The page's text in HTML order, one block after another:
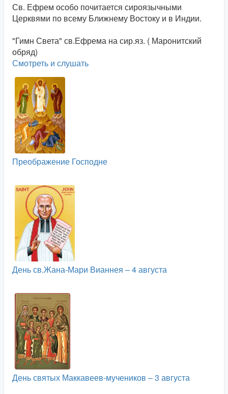
Св. Ефрем особо почитается сироязычными
Церквями по всему Ближнему Востоку и в Индии.
"Гимн Света" св.Ефрема на сир.яз. ( Маронитский
обряд)
Смотреть и слушать
Преображение Господне
День св.Жана-Мари Вианнея – 4 августа
День святых Маккавеев-мучеников – 3 августа